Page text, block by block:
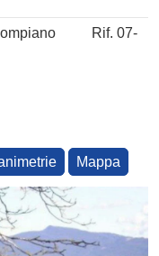
Rif. 07-
Mappa